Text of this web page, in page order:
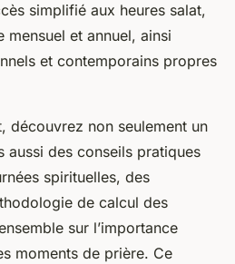
simplifié aux heures salat,
mensuel et annuel, ainsi
et contemporains propres
découvrez non seulement un
aussi des conseils pratiques
spirituelles, des
de calcul des
sur l’importance
moments de prière. Ce